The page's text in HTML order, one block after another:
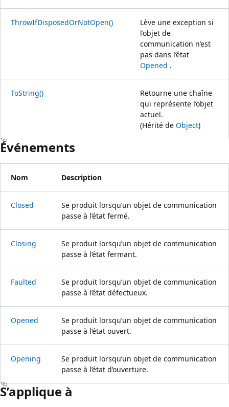
ThrowIfDisposedOrNotOpen()
Lève une exception si
l’objet de
communication n’est
pas dans l’état
Opened .
ToString()
Retourne une chaîne
qui représente l’objet
actuel.
(Hérité de Object)
Événements
Nom Description
Closed
Se produit lorsqu’un objet de communication
passe à l’état fermé.
Closing
Se produit lorsqu’un objet de communication
passe à l’état fermant.
Faulted
Se produit lorsqu’un objet de communication
passe à l’état défectueux.
Opened
Se produit lorsqu’un objet de communication
passe à l’état ouvert.
Opening
Se produit lorsqu’un objet de communication
passe à l’état d’ouverture.
S’applique à